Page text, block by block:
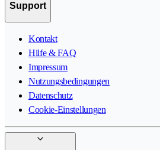
Support
Kontakt
Hilfe & FAQ
Impressum
Nutzungsbedingungen
Datenschutz
Cookie-Einstellungen